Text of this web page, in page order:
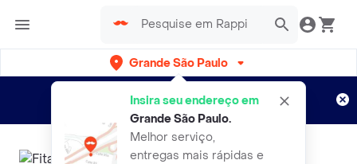
Grande São Paulo
Insira seu endereço em
Grande São Paulo.
Melhor serviço,
entregas mais rápidas e
Entregas grátis por 15 dias!
Aplicam T&C